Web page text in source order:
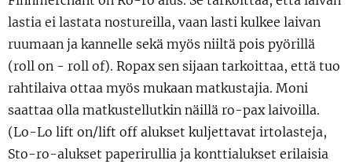
lastia ei lastata nostureilla, vaan lasti kulkee laivan
ruumaan ja kannelle sekä myös niiltä pois pyörillä
(roll on - roll of). Ropax sen sijaan tarkoittaa, että tuo
rahtilaiva ottaa myös mukaan matkustajia. Moni
saattaa olla matkustellutkin näillä ro-pax laivoilla.
(Lo-Lo lift on/lift off alukset kuljettavat irtolasteja,
Sto-ro-alukset paperirullia ja konttialukset erilaisia